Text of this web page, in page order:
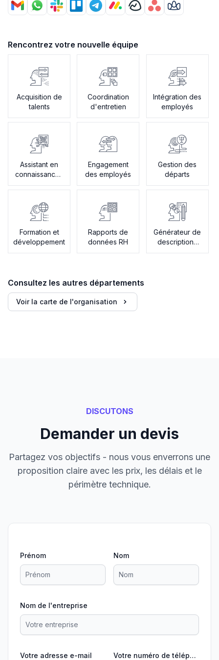
Rencontrez votre nouvelle équipe
Acquisition de
talents
Coordination
d'entretien
Intégration des
employés
Assistant en
connaissances
RH
Engagement
des employés
Gestion des
départs
Formation et
développement
Rapports de
données RH
Générateur de
descriptions
de postes
Consultez les autres départements
Voir la carte de l'organisation
DISCUTONS
Demander un devis
Partagez vos objectifs - nous vous enverrons une
proposition claire avec les prix, les délais et le
périmètre technique.
Prénom Nom
Nom de l'entreprise
Votre adresse e-mail Votre numéro de téléphone